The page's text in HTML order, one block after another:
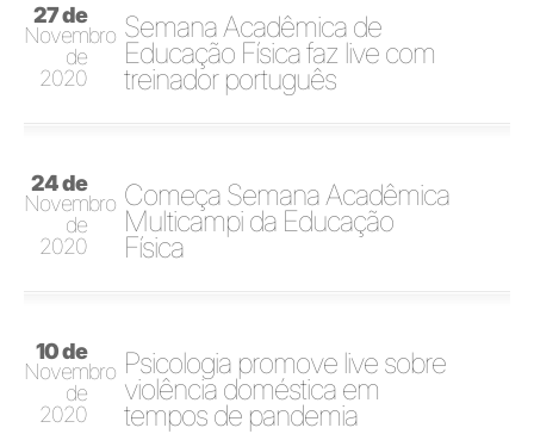
27 de
Novembro
de
2020
Semana Acadêmica de
Educação Física faz live com
treinador português
24 de
Novembro
de
2020
Começa Semana Acadêmica
Multicampi da Educação
Física
10 de
Novembro
de
2020
Psicologia promove live sobre
violência doméstica em
tempos de pandemia